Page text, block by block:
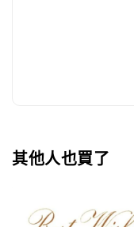
其他人也買了